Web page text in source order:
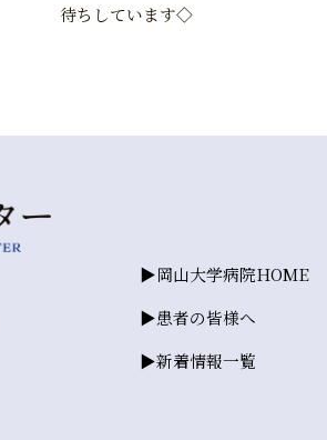
待ちしています◇
岡山大学病院HOME
患者の皆様へ
新着情報一覧